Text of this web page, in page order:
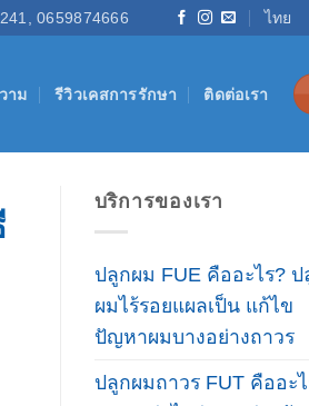
0659874666 ไทย
าม รีวิวเคสการรักษา ติดต่อเรา
บริการของเรา
ปลูกผม FUE คืออะไร? ป
ผมไร้รอยแผลเป็น แก้ไข
ปัญหาผมบางอย่างถาวร
ปลูกผมถาวร FUT คืออะ